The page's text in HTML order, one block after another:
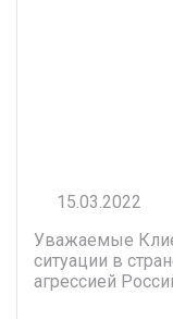
15.03.2022
Уважаемые
ситуации в
агрессией